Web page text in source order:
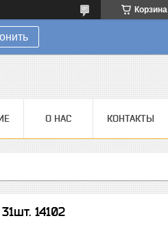
Корзина
О НАС КОНТАКТЫ
14102